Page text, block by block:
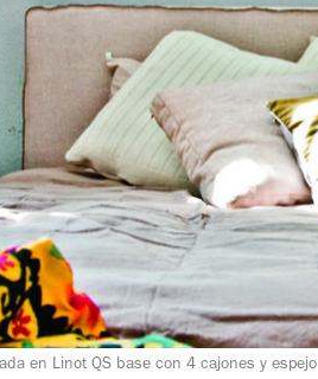
en Linot QS base con 4 cajones y espejo